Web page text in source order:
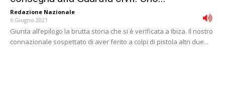
Redazione Nazionale -
6 Giugno 2021
Giunta all’epilogo la brutta storia che si è verificata a Ibiza. Il nostro
connazionale sospettato di aver ferito a colpi di pistola altri due...